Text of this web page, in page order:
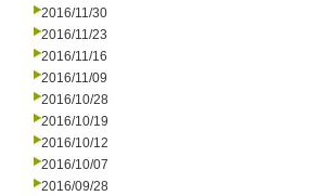
2016/11/30
2016/11/23
2016/11/16
2016/11/09
2016/10/28
2016/10/19
2016/10/12
2016/10/07
2016/09/28